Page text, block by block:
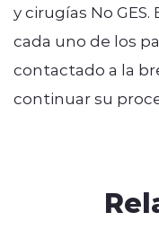
y cirugías No
cada uno de los
contactado a la
continuar su